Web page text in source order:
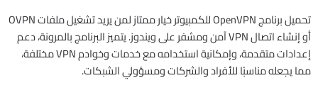
تحميل برنامج OpenVPN للكمبيوتر خيار ممتاز لمن يريد تشغيل ملفات OVPN
أو إنشاء اتصال VPN آمن ومشفر على ويندوز. يتميز البرنامج بالمرونة، دعم
إعدادات متقدمة، وإمكانية استخدامه مع خدمات وخوادم VPN مختلفة،
مما يجعله مناسبًا للأفراد والشركات ومسؤولي الشبكات.